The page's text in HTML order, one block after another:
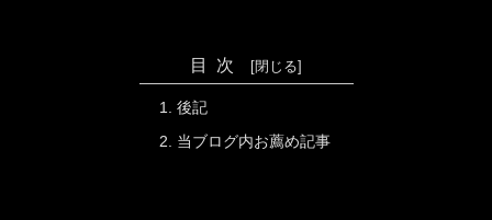
目次
後記
当ブログ内お薦め記事